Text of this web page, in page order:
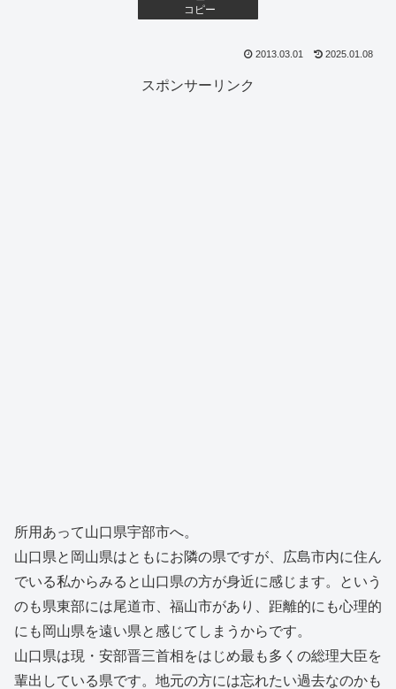
コピー
2013.03.01 2025.01.08
スポンサーリンク
所用あって山口県宇部市へ。
山口県と岡山県はともにお隣の県ですが、広島市内に住ん
でいる私からみると山口県の方が身近に感じます。という
のも県東部には尾道市、福山市があり、距離的にも心理的
にも岡山県を遠い県と感じてしまうからです。
山口県は現・安部晋三首相をはじめ最も多くの総理大臣を
輩出している県です。地元の方には忘れたい過去なのかも